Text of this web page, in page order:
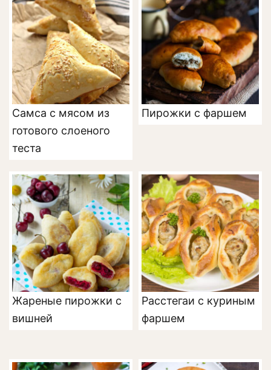
Самса с мясом из
готового слоеного
теста
Пирожки с фаршем
Жареные пирожки с
вишней
Расстегаи с куриным
фаршем